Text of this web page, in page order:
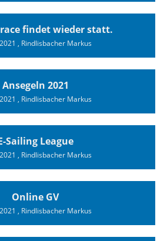
findet wieder statt.
, Rindlisbacher Markus
Ansegeln 2021
, Rindlisbacher Markus
Sailing League
, Rindlisbacher Markus
Online GV
, Rindlisbacher Markus